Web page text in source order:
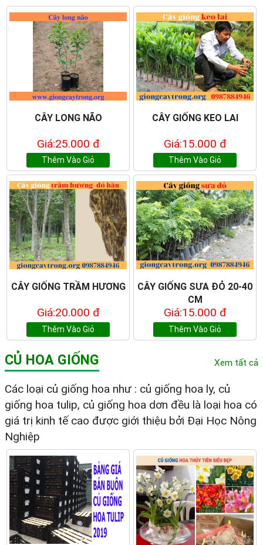
CÂY LONG NÃO
Giá:25.000 đ
Thêm Vào Giỏ
CÂY GIỐNG KEO LAI
Giá:15.000 đ
Thêm Vào Giỏ
CÂY GIỐNG TRẦM HƯƠNG
Giá:20.000 đ
Thêm Vào Giỏ
CÂY GIỐNG SƯA ĐỎ 20-40
CM
Giá:15.000 đ
Thêm Vào Giỏ
CỦ HOA GIỐNG Xem tất cả
Các loại củ giống hoa như : củ giống hoa ly, củ
giống hoa tulip, củ giống hoa dơn đều là loại hoa có
giá trị kinh tế cao được giới thiệu bởi Đại Học Nông
Nghiệp